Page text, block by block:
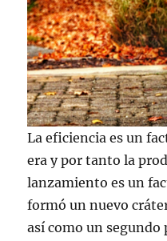
La eficiencia es un
era y por tanto la
lanzamiento es un
formó un nuevo
así como un